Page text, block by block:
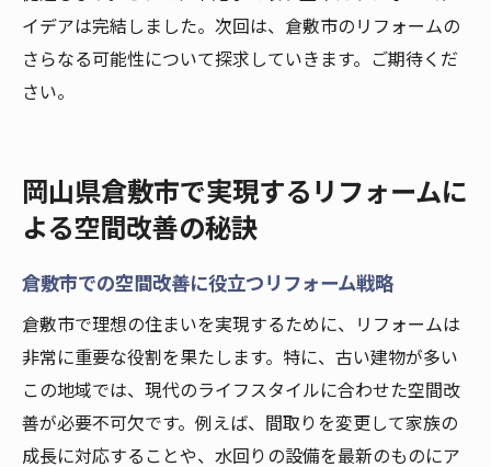
イデアは完結しました。次回は、倉敷市のリフォームの
さらなる可能性について探求していきます。ご期待くだ
さい。
岡山県倉敷市で実現するリフォームに
よる空間改善の秘訣
倉敷市での空間改善に役立つリフォーム戦略
倉敷市で理想の住まいを実現するために、リフォームは
非常に重要な役割を果たします。特に、古い建物が多い
この地域では、現代のライフスタイルに合わせた空間改
善が必要不可欠です。例えば、間取りを変更して家族の
成長に対応することや、水回りの設備を最新のものにア